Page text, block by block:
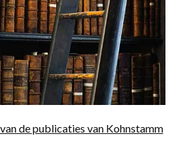
de publicaties van Kohnstamm